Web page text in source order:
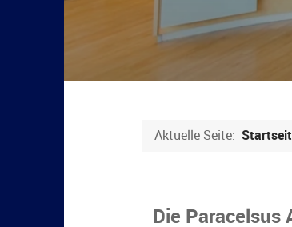
Aktuelle Seite:
Die Paracelsus